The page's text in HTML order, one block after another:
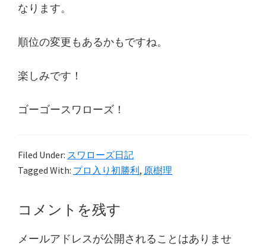
なります。
順位の変更もあるかもですね。
楽しみです！
ゴーゴースワローズ！
Filed Under: スワローズ日記
Tagged With: プロ入り初勝利, 原樹理
Reader
Interactions
コメントを残す
メールアドレスが公開されることはありませ